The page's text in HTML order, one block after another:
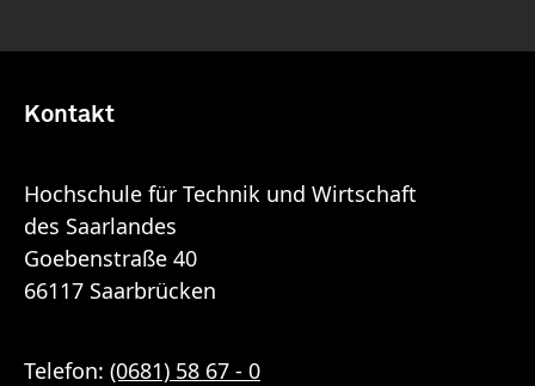
Kontakt
Hochschule für Technik und Wirtschaft
des Saarlandes
Goebenstraße 40
66117 Saarbrücken
Telefon: (0681) 58 67 - 0